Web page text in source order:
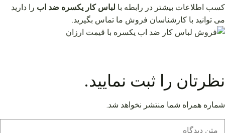
کسب اطلاعات بیشتر در رابطه با لباس کار یکسره ضد اب را دارید
می توانید با کارشناسان فروش ما تماس بگیرید.
نظرتان را ثبت نمایید.
شماره همراه شما منتشر نخواهد شد.